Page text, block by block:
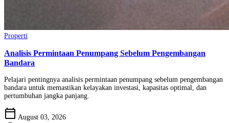
Properti
Analisis Permintaan Penumpang Sebelum Pengembangan
Bandara
Pelajari pentingnya analisis permintaan penumpang sebelum pengembangan
bandara untuk memastikan kelayakan investasi, kapasitas optimal, dan
pertumbuhan jangka panjang.
calendar_today August 03, 2026